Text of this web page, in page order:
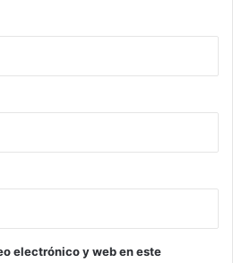
electrónico y web en este